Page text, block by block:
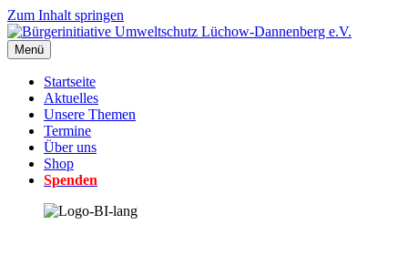
Zum Inhalt springen
Menü
Startseite
Aktuelles
Unsere Themen
Termine
Über uns
Shop
Spenden